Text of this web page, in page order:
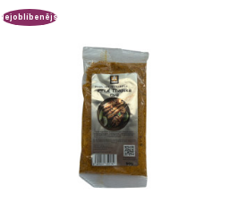
Nejoblíbenější